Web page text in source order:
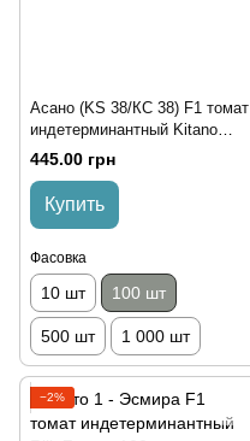
Асано (KS 38/КС 38) F1 томат
индетерминантный Kitano
Seeds 100 семян
445.00 грн
Купить
Фасовка
10 шт 100 шт
500 шт 1 000 шт
−2%